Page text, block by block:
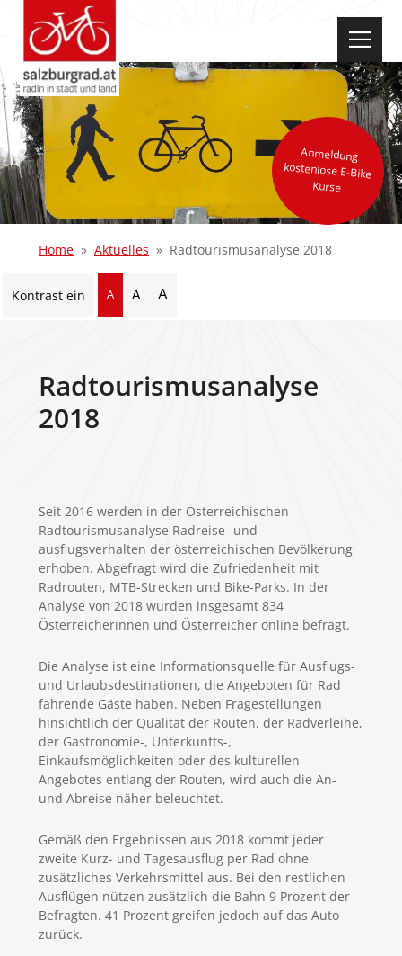
Anmeldung
kostenlose E-Bike
Kurse
Home Aktuelles Radtourismusanalyse 2018
Kontrast ein A A A
Radtourismusanalyse
2018
Seit 2016 werden in der Österreichischen
Radtourismusanalyse Radreise- und –
ausflugsverhalten der österreichischen Bevölkerung
erhoben. Abgefragt wird die Zufriedenheit mit
Radrouten, MTB-Strecken und Bike-Parks. In der
Analyse von 2018 wurden insgesamt 834
Österreicherinnen und Österreicher online befragt.
Die Analyse ist eine Informationsquelle für Ausflugs-
und Urlaubsdestinationen, die Angeboten für Rad
fahrende Gäste haben. Neben Fragestellungen
hinsichtlich der Qualität der Routen, der Radverleihe,
der Gastronomie-, Unterkunfts-,
Einkaufsmöglichkeiten oder des kulturellen
Angebotes entlang der Routen, wird auch die An-
und Abreise näher beleuchtet.
Gemäß den Ergebnissen aus 2018 kommt jeder
zweite Kurz- und Tagesausflug per Rad ohne
zusätzliches Verkehrsmittel aus. Bei den restlichen
Ausflügen nützen zusätzlich die Bahn 9 Prozent der
Befragten. 41 Prozent greifen jedoch auf das Auto
zurück.